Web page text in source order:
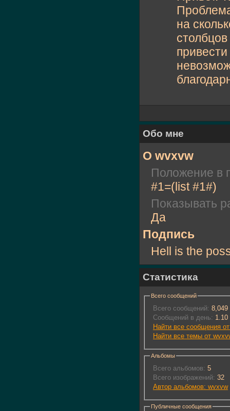
на
Обо мне
О wvxvw
Положение в
#1=(list #1#)
Показывать
Да
Подпись
Hell is the
Статистика
Всего сообщений
Всего сообщений: 8,049
Сообщений в день: 1.10
Найти все сообщения
Найти все темы от
Альбомы
Всего альбомов: 5
Всего изображений: 32
Автор альбомов: wvxvw
Публичные сообщения